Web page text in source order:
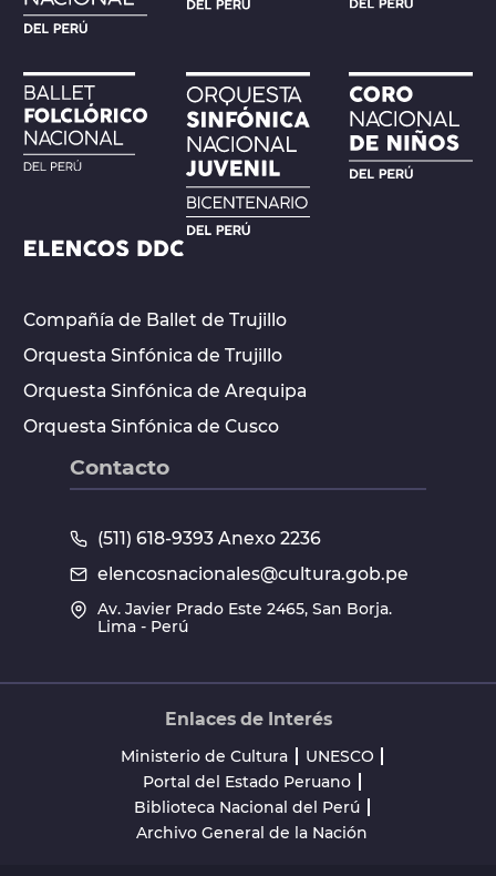
Compañía de Ballet de Trujillo
Orquesta Sinfónica de Trujillo
Orquesta Sinfónica de Arequipa
Orquesta Sinfónica de Cusco
Contacto
(511) 618-9393 Anexo 2236
elencosnacionales@cultura.gob.pe
Av. Javier Prado Este 2465, San Borja.
Lima - Perú
Enlaces de Interés
Ministerio de Cultura
UNESCO
Portal del Estado Peruano
Biblioteca Nacional del Perú
Archivo General de la Nación